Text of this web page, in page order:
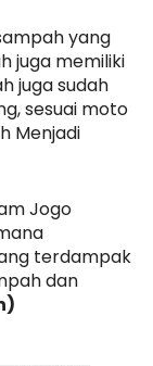
yang
juga memiliki
juga sudah
sesuai moto
Menjadi
Jogo
terdampak
dan